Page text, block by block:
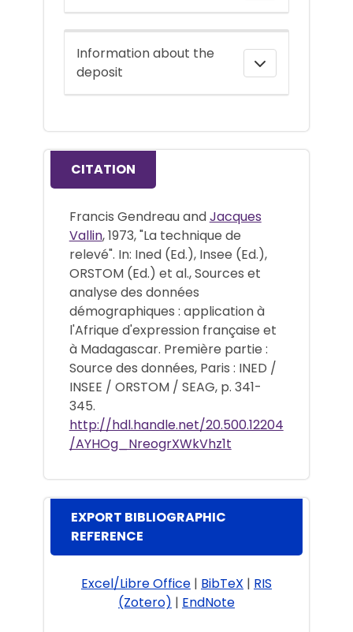
Information about the
deposit
CITATION
Francis Gendreau andJacques
Vallin, 1973, "La technique de
relevé". In: Ined (Ed.), Insee (Ed.),
ORSTOM (Ed.) et al., Sources et
analyse des données
démographiques : application à
l'Afrique d'expression française et
à Madagascar. Première partie :
Source des données, Paris : INED /
INSEE / ORSTOM / SEAG, p. 341-
345.
http://hdl.handle.net/20.500.12204
/AYHOg_NreogrXWkVhz1t
EXPORT BIBLIOGRAPHIC
REFERENCE
Excel/Libre Office | BibTeX | RIS
(Zotero) | EndNote